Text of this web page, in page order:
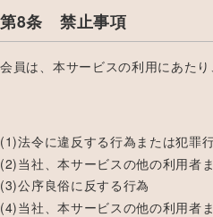
第8条 禁止事項
会員は、本サービスの利用にあた
(1)法令に違反する行為または犯罪
(2)当社、本サービスの他の利用者
(3)公序良俗に反する行為
(4)当社、本サービスの他の利用者